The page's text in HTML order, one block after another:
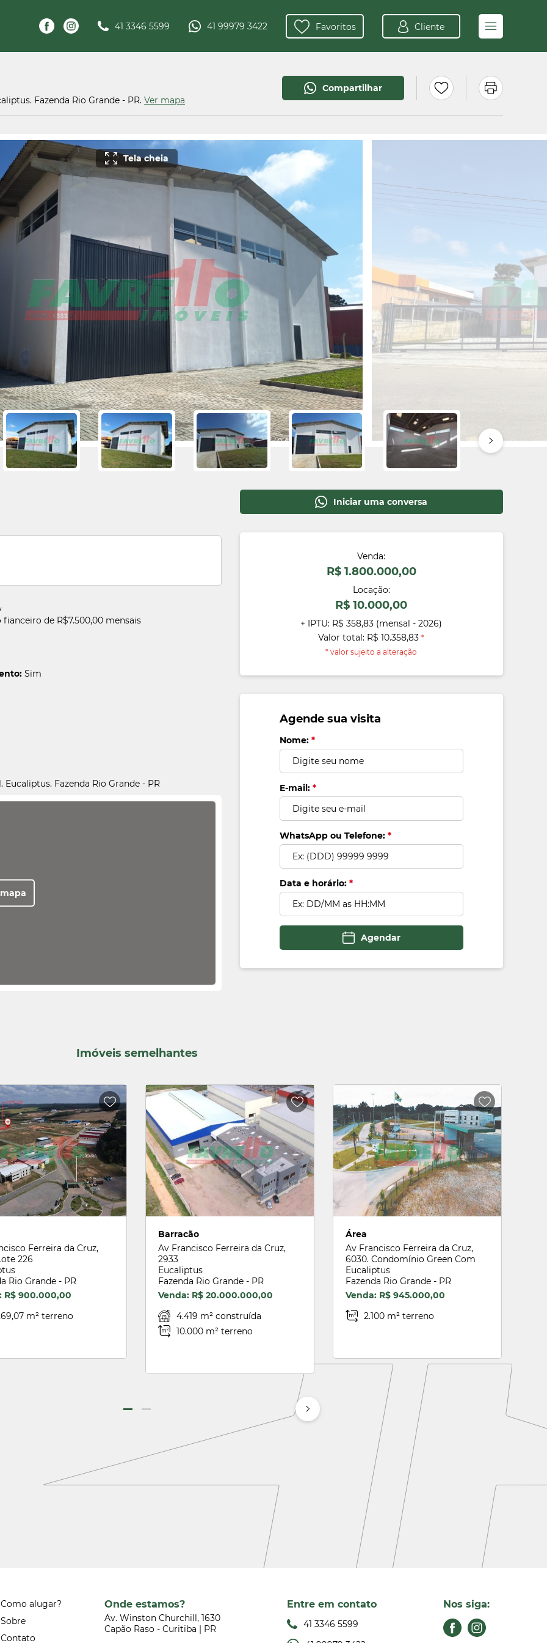
41 3346 5599 41 99979 3422 Favoritos Cliente
Fazenda Rio Grande - PR. Ver mapa
Compartilhar
Tela cheia
de R$7.500,00 mensais
Sim
Eucaliptus. Fazenda Rio Grande - PR
Iniciar uma conversa
Venda:
R$ 1.800.000,00
Locação:
R$ 10.000,00
+ IPTU: R$ 358,83 (mensal - 2026)
Valor total: R$ 10.358,83*
* valor sujeito a alteração
Agende sua visita
Nome: *
E-mail: *
WhatsApp ou Telefone: *
Data e horário: *
Agendar
Imóveis semelhantes
Ferreira da Cruz,
226
Rio Grande - PR
R$ 900.000,00
m² terreno
Barracão
Av Francisco Ferreira da Cruz,
2933
Eucaliptus
Fazenda Rio Grande - PR
Venda: R$ 20.000.000,00
4.419 m² construída
10.000 m² terreno
Área
Av Francisco Ferreira da Cruz,
6030. Condomínio Green Com
Eucaliptus
Fazenda Rio Grande - PR
Venda: R$ 945.000,00
2.100 m² terreno
Como alugar?
Sobre
Contato
Onde estamos?
Av. Winston Churchill, 1630
Capão Raso - Curitiba | PR
Entre em contato
41 3346 5599
Nos siga: